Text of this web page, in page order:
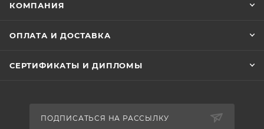
КОМПАНИЯ
ОПЛАТА И ДОСТАВКА
СЕРТИФИКАТЫ И ДИПЛОМЫ
ПОДПИСАТЬСЯ НА РАССЫЛКУ